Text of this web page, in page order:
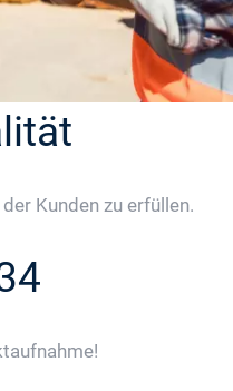
Kunden zu erfüllen.